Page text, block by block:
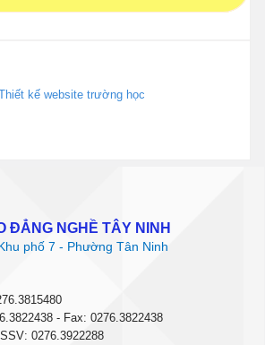
ĐẲNG NGHỀ TÂY NINH
phố 7 - Phường Tân Ninh
- Fax: 0276.3822438
0276.3922288